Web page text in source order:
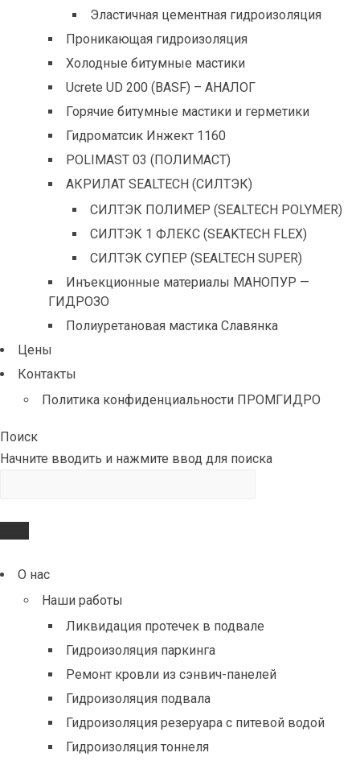
Эластичная цементная гидроизоляция
Проникающая гидроизоляция
Холодные битумные мастики
Ucrete UD 200 (BASF) – АНАЛОГ
Горячие битумные мастики и герметики
Гидроматсик Инжект 1160
POLIMAST 03 (ПОЛИМАСТ)
АКРИЛАТ SEALTECH (СИЛТЭК)
СИЛТЭК ПОЛИМЕР (SEALTECH POLYMER)
СИЛТЭК 1 ФЛЕКС (SEAKTECH FLEX)
СИЛТЭК СУПЕР (SEALTECH SUPER)
Инъекционные материалы МАНОПУР —
ГИДРОЗО
Полиуретановая мастика Славянка
Цены
Контакты
Политика конфиденциальности ПРОМГИДРО
Поиск
Начните вводить и нажмите ввод для поиска
О нас
Наши работы
Ликвидация протечек в подвале
Гидроизоляция паркинга
Ремонт кровли из сэнвич-панелей
Гидроизоляция подвала
Гидроизоляция резеруара с питевой водой
Гидроизоляция тоннеля